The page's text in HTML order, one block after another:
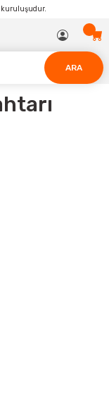
kuruluşudur.
ARA